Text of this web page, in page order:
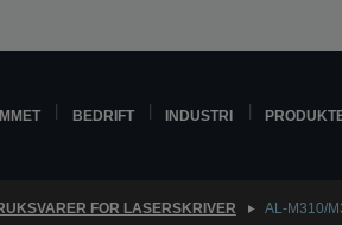
BEDRIFT INDUSTRI
FOR LASERSKRIVER AL-M310/